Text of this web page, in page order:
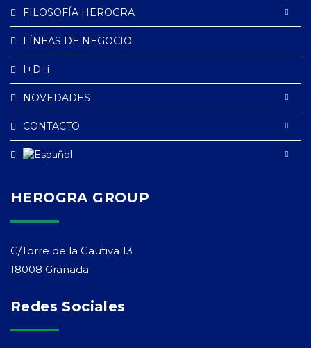
FILOSOFÍA HEROGRA
LÍNEAS DE NEGOCIO
I+D+i
NOVEDADES
CONTACTO
HEROGRA GROUP
C/Torre de la Cautiva 13
18008 Granada
Redes Sociales